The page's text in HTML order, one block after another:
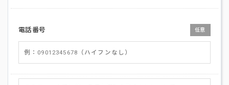
電話番号 任意